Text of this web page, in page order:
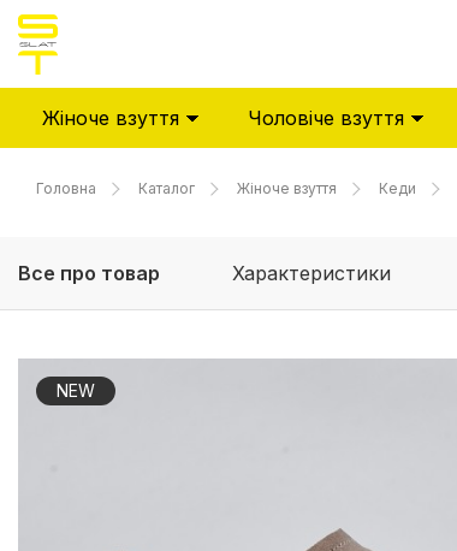
Жіноче взуття Чоловіче взуття
Головна Каталог Жіноче взуття Кеди
Все про товар Характеристики
NEW